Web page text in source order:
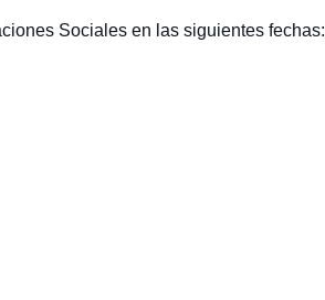
Sociales en las siguientes fechas: